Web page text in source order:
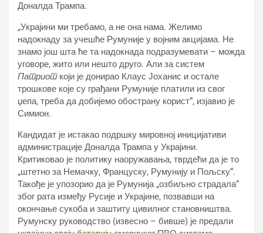
Доналда Трампа.
„Украјини ми требамо, а не она нама. Желимо
надокнаду за учешће Румуније у војним акцијама. Не
знамо још шта ће та надокнада подразумевати – можда
уговоре, жито или нешто друго. Али за систем
Патриоткоји је донирао Клаус Јоханис и остале
трошкове које су грађани Румуније платили из свог
џепа, треба да добијемо обострану корист“, изјавио је
Симион.
Кандидат је истакао подршку мировној иницијативи
администрације Доналда Трампа у Украјини.
Критиковао је политику наоружавања, тврдећи да је то
„штетно за Немачку, Француску, Румунију и Пољску“.
Такође је упозорио да је Румунија „озбиљно страдала“
због рата између Русије и Украјине, позвавши на
окончање сукоба и заштиту цивилног становништва.
Румунску руководство (извесно – бивше) је предали